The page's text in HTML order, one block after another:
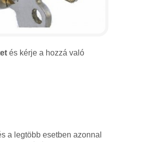
és kérje a hozzá való
a legtöbb esetben azonnal